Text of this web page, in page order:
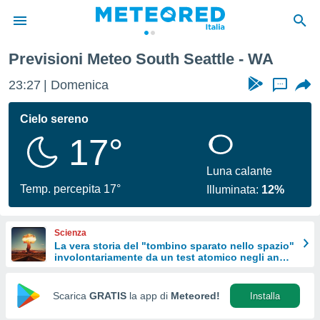
di
per
le
di
Web
Previsioni Meteo South Seattle - WA
23:27 Domenica ...
Cielo sereno
17°
Temp. percepita 17°
Luna calante
Illuminata: 12%
Scienza
La vera storia del "tombino sparato nello spazio"
involontariamente da un test atomico negli anni
Scarica GRATIS la app di Meteored! Installa